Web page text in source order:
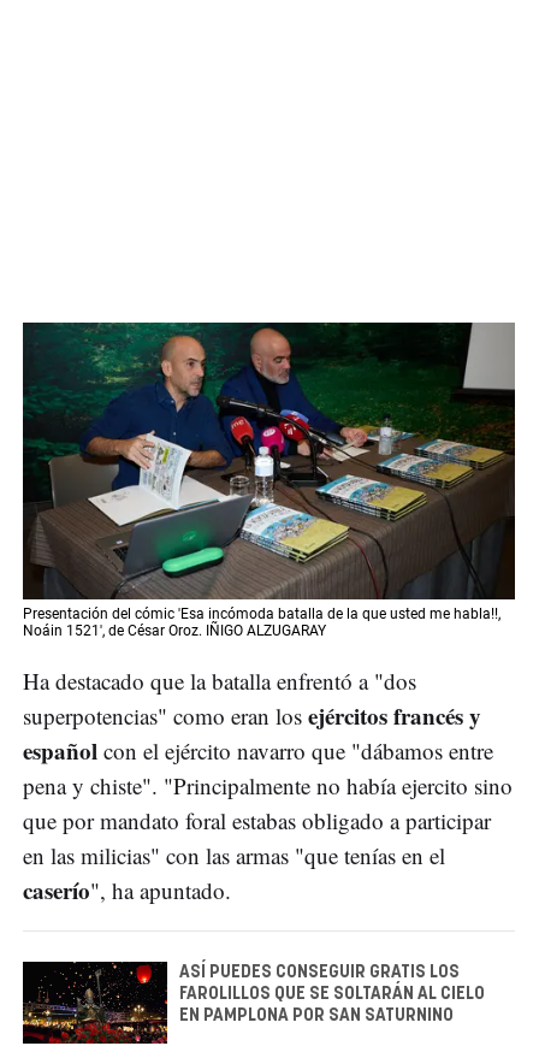
Presentación del cómic 'Esa incómoda batalla de la que usted me habla!!,
Noáin 1521', de César Oroz. IÑIGO ALZUGARAY
Ha destacado que la batalla enfrentó a "dos
superpotencias" como eran los ejércitos francés y
español con el ejército navarro que "dábamos entre
pena y chiste". "Principalmente no había ejercito sino
que por mandato foral estabas obligado a participar
en las milicias" con las armas "que tenías en el
caserío", ha apuntado.
ASÍ PUEDES CONSEGUIR GRATIS LOS
FAROLILLOS QUE SE SOLTARÁN AL CIELO
EN PAMPLONA POR SAN SATURNINO